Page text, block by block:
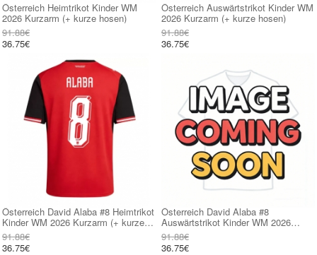
Österreich Heimtrikot Kinder WM
2026 Kurzarm (+ kurze hosen)
91.88€
36.75€
Österreich Auswärtstrikot Kinder WM
2026 Kurzarm (+ kurze hosen)
91.88€
36.75€
Österreich David Alaba #8 Heimtrikot
Kinder WM 2026 Kurzarm (+ kurze
hosen)
91.88€
36.75€
Österreich David Alaba #8
Auswärtstrikot Kinder WM 2026
Kurzarm (+ kurze hosen)
91.88€
36.75€